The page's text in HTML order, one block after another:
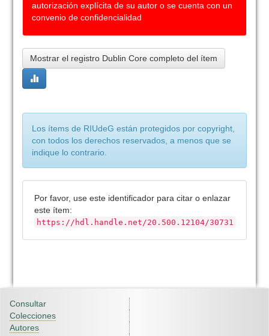
autorización explícita de su autor o se cuenta con un
convenio de confidencialidad
Mostrar el registro Dublin Core completo del ítem
Los ítems de RIUdeG están protegidos por copyright,
con todos los derechos reservados, a menos que se
indique lo contrario.
Por favor, use este identificador para citar o enlazar
este ítem:
https://hdl.handle.net/20.500.12104/30731
Consultar
Colecciones
Autores